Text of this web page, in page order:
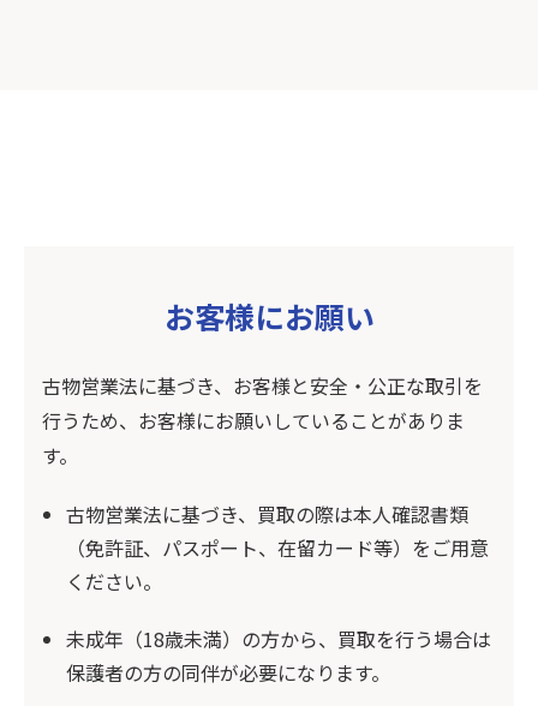
お客様にお願い
古物営業法に基づき、お客様と安全・公正な取引を
行うため、お客様にお願いしていることがありま
す。
古物営業法に基づき、買取の際は本人確認書類
（免許証、パスポート、在留カード等）をご用意
ください。
未成年（18歳未満）の方から、買取を行う場合は
保護者の方の同伴が必要になります。